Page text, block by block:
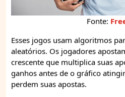
Fonte:
Esses jogos usam algoritmos
aleatórios. Os jogadores
crescente que multiplica suas
ganhos antes de o gráfico
perdem suas apostas.